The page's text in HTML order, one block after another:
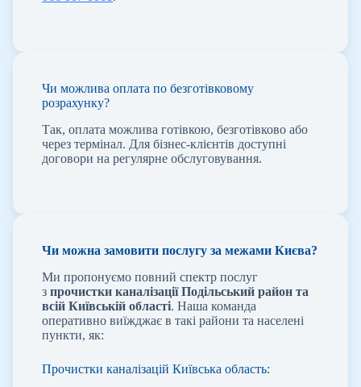
Чи можлива оплата по безготівковому
розрахунку?
Так, оплата можлива готівкою, безготівково або
через термінал. Для бізнес-клієнтів доступні
договори на регулярне обслуговування.
Чи можна замовити послугу за межами Києва?
Ми пропонуємо повний спектр послуг
з прочистки каналізації Подільський район та
всій Київській області. Наша команда
оперативно виїжджає в такі райони та населені
пункти, як:
Прочистки каналізацій Київська область: